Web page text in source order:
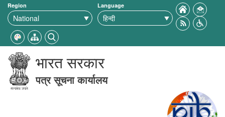
Region Language
भारत सरकार
पत्र सूचना कार्यालय